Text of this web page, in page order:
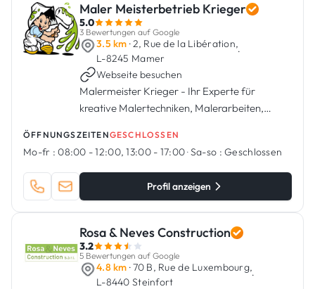
Maler Meisterbetrieb Krieger
5.0
3 Bewertungen auf Google
3.5 km · 2, Rue de la Libération,
L-8245 Mamer
·
Webseite besuchen
Malermeister Krieger - Ihr Experte für
kreative Malertechniken, Malerarbeiten,
ÖFFNUNGSZEITENGESCHLOSSEN
Mo-fr : 08:00 - 12:00, 13:00 - 17:00·Sa-so : Geschlossen
Profil anzeigen
Rosa & Neves Construction
3.2
5 Bewertungen auf Google
4.8 km · 70 B, Rue de Luxembourg,
L-8440 Steinfort
·